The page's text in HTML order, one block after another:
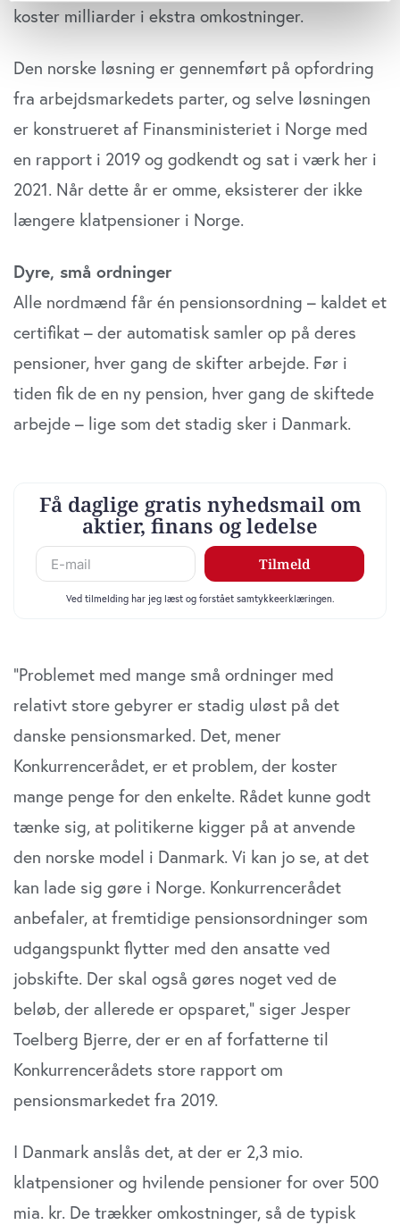
Indsamle præcise oplysninger om din placering,
Identificere din enhed baseret på en scanning af
dens unikke karakteristika (fingerprinting)
Dine valg anvendes på hele websitet.
Vi bruger cookies til at tilpasse vores indhold og
annoncer, til at vise dig funktioner til sociale medier og til
at analysere vores trafik. Vi deler også oplysninger om
din brug af vores website med vores partnere inden for
sociale medier, annonceringspartnere og
data med andre oplysninger, du har givet dem, eller som
de har indsamlet fra din brug af deres tjenester. Du
anvende vores hjemmeside.
koster milliarder i ekstra omkostninger.
Den norske løsning er gennemført på opfordring
fra arbejdsmarkedets parter, og selve løsningen
er konstrueret af Finansministeriet i Norge med
en rapport i 2019 og godkendt og sat i værk her i
2021. Når dette år er omme, eksisterer der ikke
længere klatpensioner i Norge.
Dyre, små ordninger
Alle nordmænd får én pensionsordning – kaldet et
certifikat – der automatisk samler op på deres
pensioner, hver gang de skifter arbejde. Før i
tiden fik de en ny pension, hver gang de skiftede
arbejde – lige som det stadig sker i Danmark.
”Problemet med mange små ordninger med
relativt store gebyrer er stadig uløst på det
danske pensionsmarked. Det, mener
Konkurrencerådet, er et problem, der koster
mange penge for den enkelte. Rådet kunne godt
tænke sig, at politikerne kigger på at anvende
den norske model i Danmark. Vi kan jo se, at det
kan lade sig gøre i Norge. Konkurrencerådet
anbefaler, at fremtidige pensionsordninger som
udgangspunkt flytter med den ansatte ved
jobskifte. Der skal også gøres noget ved de
beløb, der allerede er opsparet,” siger Jesper
Toelberg Bjerre, der er en af forfatterne til
Konkurrencerådets store rapport om
pensionsmarkedet fra 2019.
I Danmark anslås det, at der er 2,3 mio.
klatpensioner og hvilende pensioner for over 500
mia. kr. De trækker omkostninger, så de typisk